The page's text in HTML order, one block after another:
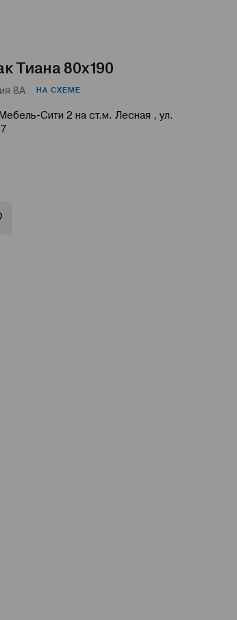
Тиана 80x190
8А НА СХЕМЕ
Сити 2 на ст.м. Лесная , ул.